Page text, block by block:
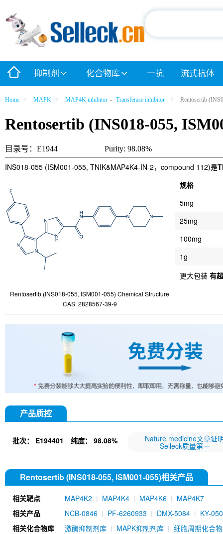
抑制剂 化合物库 一抗 流式抗体
Home MAPK MAP4K inhibitor - Transferase inhibitor Rentosertib
Rentosertib (INS018-055,
目录号：E1944 Purity: 98.08%
INS018-055 (ISM001-055, TNIK&MAP4K4-IN-2，compound 112)是
Rentosertib (INS018-055, ISM001-055) Chemical Structure
CAS: 2828567-39-9
规格
5mg
25mg
100mg
1g
更大包装 有
产品质控
批次： E194401 纯度： 98.08% Nature medicine文章证
Selleck质量第一
Rentosertib (INS018-055, ISM001-055)相关产品
相关靶点 MAP4K2 MAP4K4 MAP4K6
MAP4K7
相关产品
NCB-0846 PF-6260933 DMX-5084
KY-
相关化合物库
激酶抑制剂库 MAPK抑制剂库 细胞周期化合